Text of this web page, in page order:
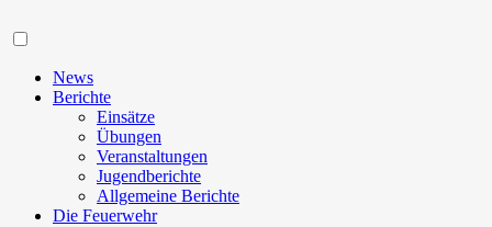
News
Berichte
Einsätze
Übungen
Veranstaltungen
Jugendberichte
Allgemeine Berichte
Die Feuerwehr